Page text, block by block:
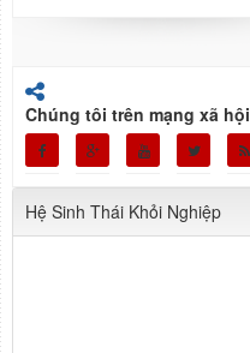
Chúng tôi trên mạng xã hội
Hệ Sinh Thái Khỏi Nghiệp